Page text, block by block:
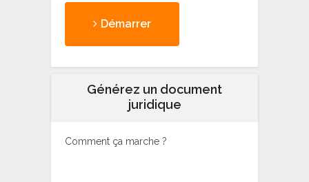
Démarrer
Générez un document
juridique
Comment ça marche ?